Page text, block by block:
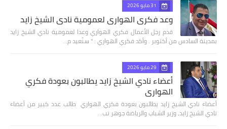
31 مايو 2026
وعد فكري الهواري لعمومية نادي الشيخ زايد
قدم رجل الأعمال فكري الهواري وعدا لعمومية نادي الشيخ زايد
بمدينة السادس من أكتوبر . وأكد فكري الهواري : " سنُعيد م…
29 مايو 2026
أعضاء نادي الشيخ زايد يطالبون بعودة فكري
الهواري
أعضاء نادي الشيخ زايد يطالبون بعودة فكري الهواري طالب عدد كبير من أعضاء
نادي الشيخ زايد، وزير الشباب والرياضة جوهر نب…